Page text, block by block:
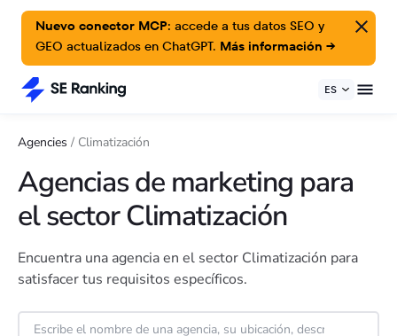
Nuevo conector MCP: accede a tus datos SEO y
GEO actualizados en ChatGPT. Más información →
ES
Agencies / Climatización
Agencias de marketing para
el sector Climatización
Encuentra una agencia en el sector Climatización para
satisfacer tus requisitos específicos.